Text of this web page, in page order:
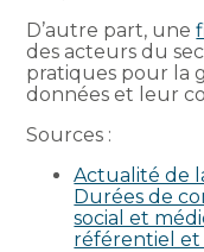
D’autre part, une
des acteurs du
pratiques pour la
données et leur
Sources :
Actualité de
Durées de
social et
référentiel et